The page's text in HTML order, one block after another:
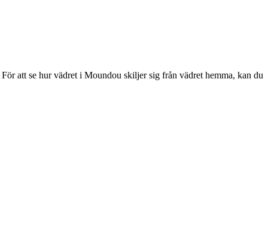
att se hur vädret i Moundou skiljer sig från vädret hemma, kan du